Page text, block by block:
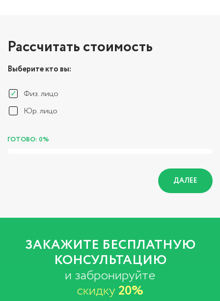
Рассчитать стоимость
Выберите кто вы:
Физ. лицо
Юр. лицо
ГОТОВО: 0%
ДАЛЕЕ
ЗАКАЖИТЕ БЕСПЛАТНУЮ
КОНСУЛЬТАЦИЮ
и забронируйте
скидку 20%